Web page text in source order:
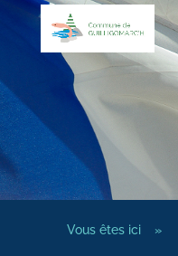
Vous êtes ici »